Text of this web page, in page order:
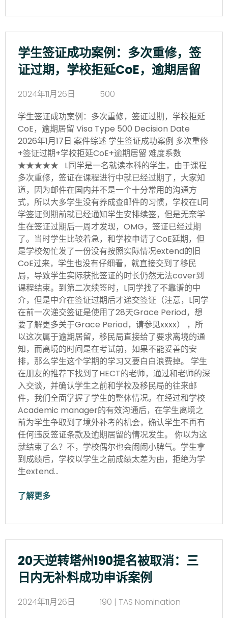
学生签证成功案例：多次重修，签
证过期，学校拒延CoE，逾期居留
2024年11月26日
500
学生签证成功案例：多次重修，签证过期，学校拒延
CoE，逾期居留 Visa Type 500 Decision Date
2026年1月17日 案件综述 学生签证成功案例 多次重修
+签证过期+学校拒延CoE+逾期居留 难度系数
★★★★★ L同学是一名就读本科的学生，由于课程
多次重修，签证在课程进行中就已经过期了，大家知
道，因为邮件在国内并不是一个十分常用的沟通方
式，所以大多学生没有养成查邮件的习惯，学校在L同
学签证到期前就已经通知学生安排续签，但是无奈学
生在签证过期后一周才发现，OMG，签证已经过期
了。当时学生比较着急，和学校申请了CoE延期，但
是学校匆忙发了一份没有按照实际情况extend的旧
CoE过来，学生也没有仔细看，就直接交到了移民
局，导致学生实际获批签证的时长仍然无法cover到
课程结束。到第二次续签时，L同学找了不靠谱的中
介，但是中介在签证过期后才递交签证（注意，L同学
在前一次递交签证是使用了28天Grace Period，想
要了解更多关于Grace Period，请参见xxxx） ，所
以这次属于逾期居留，移民局直接给了要求离境的通
知，而离境的时间是在考试前，如果不能妥善的安
排，那么学生这个学期的学习又要白白浪费掉。 学生
在朋友的推荐下找到了HECT的老师，通过和老师的深
入交谈，并确认学生之前和学校及移民局的往来邮
件，我们全面掌握了学生的整体情况。在经过和学校
Academic manager的有效沟通后，在学生离境之
前为学生争取到了境外补考的机会，确认学生不再有
任何违反签证条款及逾期居留的情况发生。 你以为这
就结束了么？不，学校偶尔也会闹闹小脾气。学生拿
到成绩后，学校以学生之前成绩太差为由，拒绝为学
生extend…
了解更多
20天逆转塔州190提名被取消：三
日内无补料成功申诉案例
2024年11月26日
190 | TAS Nomination